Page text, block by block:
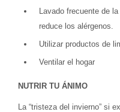
Lavado frecuente de
reduce los alérgenos.
Utilizar productos de
Ventilar el hogar
NUTRIR TU ÁNIMO
La “tristeza del invierno” si